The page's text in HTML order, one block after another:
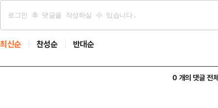
최신순 찬성순 반대순
0 개의 댓글 전